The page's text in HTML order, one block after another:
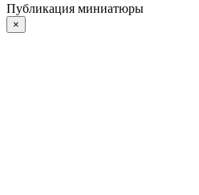
Публикация миниатюры
×